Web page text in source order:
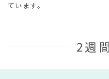
ています。
2週